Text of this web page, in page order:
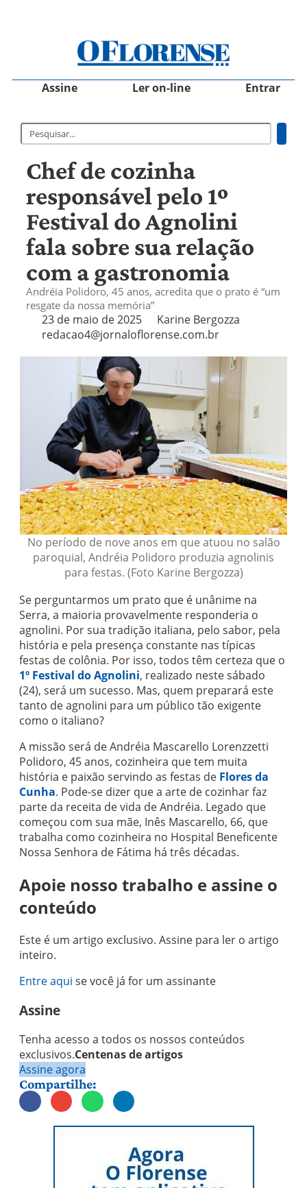
Assine Ler on-line Entrar
Chef de cozinha
responsável pelo 1º
Festival do Agnolini
fala sobre sua relação
com a gastronomia
Andréia Polidoro, 45 anos, acredita que o prato é “um
resgate da nossa memória”
23 de maio de 2025
Karine Bergozza
redacao4@jornaloflorense.com.br
No período de nove anos em que atuou no salão
paroquial, Andréia Polidoro produzia agnolinis
para festas. (Foto Karine Bergozza)
Se perguntarmos um prato que é unânime na
Serra, a maioria provavelmente responderia o
agnolini. Por sua tradição italiana, pelo sabor, pela
história e pela presença constante nas típicas
festas de colônia. Por isso, todos têm certeza que o
1º Festival do Agnolini, realizado neste sábado
(24), será um sucesso. Mas, quem preparará este
tanto de agnolini para um público tão exigente
como o italiano?
A missão será de Andréia Mascarello Lorenzzetti
Polidoro, 45 anos, cozinheira que tem muita
história e paixão servindo as festas de Flores da
Cunha. Pode-se dizer que a arte de cozinhar faz
parte da receita de vida de Andréia. Legado que
começou com sua mãe, Inês Mascarello, 66, que
trabalha como cozinheira no Hospital Beneficente
Nossa Senhora de Fátima há três décadas.
Apoie nosso trabalho e assine o
conteúdo
Este é um artigo exclusivo. Assine para ler o artigo
inteiro.
Entre aqui se você já for um assinante
Assine
Tenha acesso a todos os nossos conteúdos
exclusivos.Centenas de artigos
Assine agora
Compartilhe: